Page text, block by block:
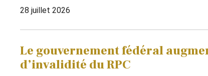
28 juillet 2026
Le gouvernement fédéral
d’invalidité du RPC